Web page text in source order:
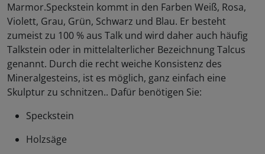
Marmor.Speckstein kommt in den Farben Weiß, Rosa,
Violett, Grau, Grün, Schwarz und Blau. Er besteht
zumeist zu 100 % aus Talk und wird daher auch häufig
Talkstein oder in mittelalterlicher Bezeichnung Talcus
genannt. Durch die recht weiche Konsistenz des
Mineralgesteins, ist es möglich, ganz einfach eine
Skulptur zu schnitzen.. Dafür benötigen Sie:
Speckstein
Holzsäge